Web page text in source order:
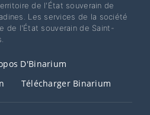
de l'État souverain de
Les services de la société
de l'État souverain de Saint-
D'Binarium
Télécharger Binarium